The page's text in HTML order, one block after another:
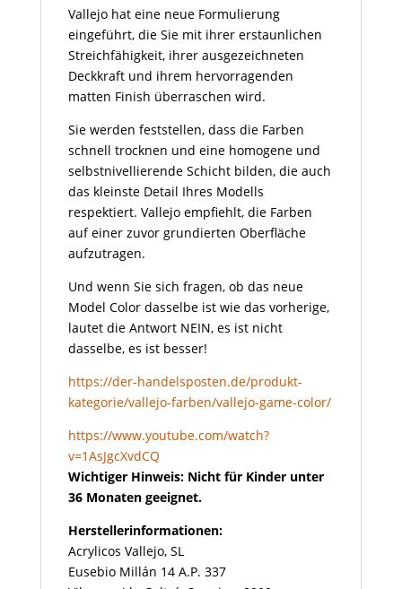
Vallejo hat eine neue Formulierung
eingeführt, die Sie mit ihrer erstaunlichen
Streichfähigkeit, ihrer ausgezeichneten
Deckkraft und ihrem hervorragenden
matten Finish überraschen wird.
Sie werden feststellen, dass die Farben
schnell trocknen und eine homogene und
selbstnivellierende Schicht bilden, die auch
das kleinste Detail Ihres Modells
respektiert. Vallejo empfiehlt, die Farben
auf einer zuvor grundierten Oberfläche
aufzutragen.
Und wenn Sie sich fragen, ob das neue
Model Color dasselbe ist wie das vorherige,
lautet die Antwort NEIN, es ist nicht
dasselbe, es ist besser!
https://der-handelsposten.de/produkt-
kategorie/vallejo-farben/vallejo-game-color/
https://www.youtube.com/watch?
v=1AsJgcXvdCQ
Wichtiger Hinweis: Nicht für Kinder unter
36 Monaten geeignet.
Herstellerinformationen:
Acrylicos Vallejo, SL
Eusebio Millán 14 A.P. 337